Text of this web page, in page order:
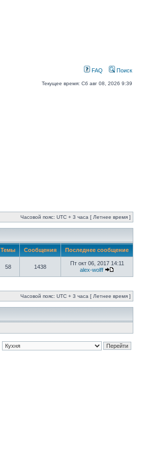
FAQ Поиск
Текущее время: Сб авг 08, 2026 9:39
Часовой пояс: UTC + 3 часа [ Летнее время ]
Темы Сообщения Последнее сообщение
58 1438
Пт окт 06, 2017 14:11
alex-wolff
Часовой пояс: UTC + 3 часа [ Летнее время ]